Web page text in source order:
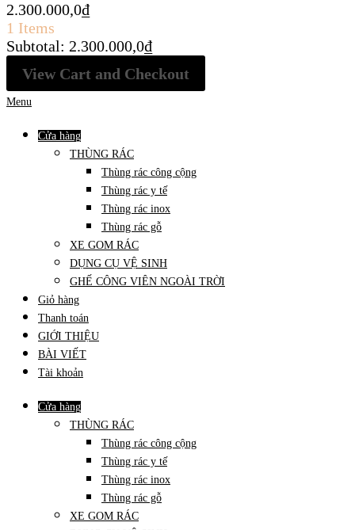
2.300.000,0₫
1 Items
Subtotal: 2.300.000,0₫
View Cart and Checkout
Menu
Cửa hàng
THÙNG RÁC
Thùng rác công cộng
Thùng rác y tế
Thùng rác inox
Thùng rác gỗ
XE GOM RÁC
DỤNG CỤ VỆ SINH
GHẾ CÔNG VIÊN NGOÀI TRỜI
Giỏ hàng
Thanh toán
GIỚI THIỆU
BÀI VIẾT
Tài khoản
Cửa hàng
THÙNG RÁC
Thùng rác công cộng
Thùng rác y tế
Thùng rác inox
Thùng rác gỗ
XE GOM RÁC